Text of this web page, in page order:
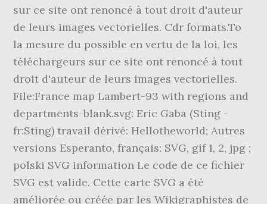
sur ce site ont renoncé à tout droit d'auteur
de leurs images vectorielles. Cdr formats.To
la mesure du possible en vertu de la loi, les
téléchargeurs sur ce site ont renoncé à tout
droit d'auteur de leurs images vectorielles.
File:France map Lambert-93 with regions and
departments-blank.svg: Eric Gaba (Sting -
fr:Sting) travail dérivé: Hellotheworld; Autres
versions Esperanto, français: SVG, gif 1, 2, jpg ;
polski SVG information Le code de ce fichier
SVG est valide. Cette carte SVG a été
améliorée ou créée par les Wikigraphistes de